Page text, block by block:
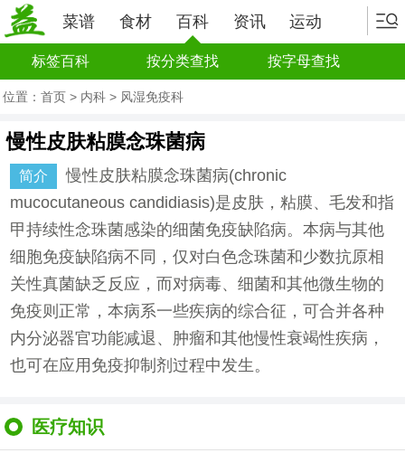
菜谱 食材 百科 资讯 运动
标签百科 按分类查找 按字母查找
位置： 首页 > 内科 > 风湿免疫科
慢性皮肤粘膜念珠菌病
简介
慢性皮肤粘膜念珠菌病(chronic
mucocutaneous candidiasis)是皮肤，粘膜、毛发和指
甲持续性念珠菌感染的细菌免疫缺陷病。本病与其他
细胞免疫缺陷病不同，仅对白色念珠菌和少数抗原相
关性真菌缺乏反应，而对病毒、细菌和其他微生物的
免疫则正常，本病系一些疾病的综合征，可合并各种
内分泌器官功能减退、肿瘤和其他慢性衰竭性疾病，
也可在应用免疫抑制剂过程中发生。
医疗知识